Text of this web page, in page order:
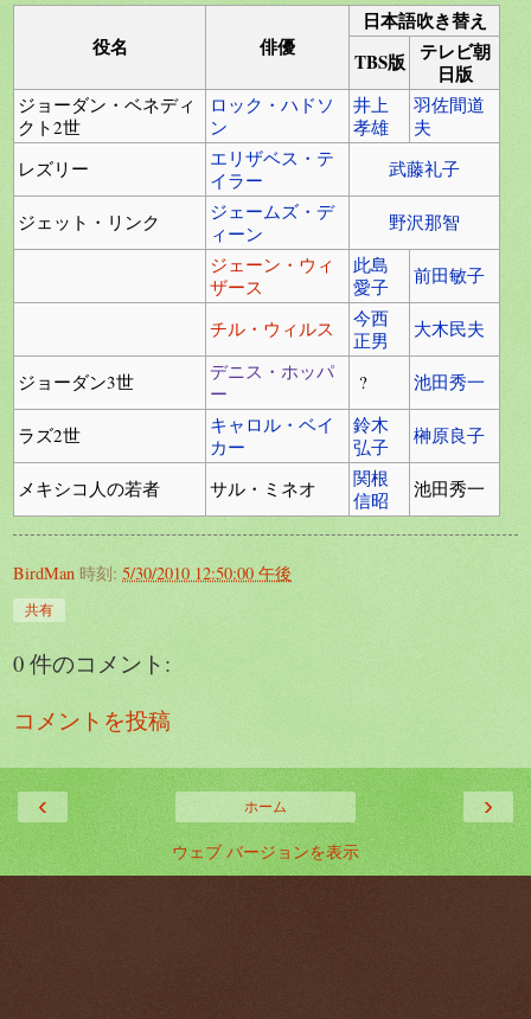
役名 俳優
日本語吹き替え
TBS版
テレビ朝
日版
ジョーダン・ベネディ
クト2世
ロック・ハドソ
ン
井上
孝雄
羽佐間道
夫
レズリー
エリザベス・テ
イラー
武藤礼子
ジェット・リンク
ジェームズ・デ
ィーン
野沢那智
ジェーン・ウィ
ザース
此島
愛子
前田敏子
チル・ウィルス
今西
正男
大木民夫
ジョーダン3世
デニス・ホッパ
ー
? 池田秀一
ラズ2世
キャロル・ベイ
カー
鈴木
弘子
榊原良子
メキシコ人の若者 サル・ミネオ
関根
信昭
池田秀一
BirdMan 時刻: 5/30/2010 12:50:00 午後
共有
0 件のコメント:
コメントを投稿
‹ ›
ホーム
ウェブ バージョンを表示